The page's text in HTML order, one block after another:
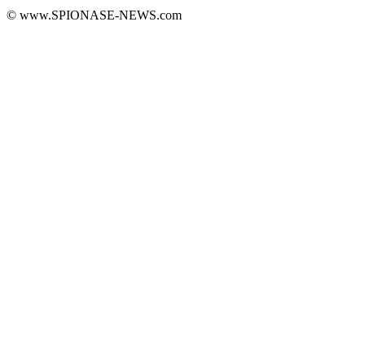
© www.SPIONASE-NEWS.com